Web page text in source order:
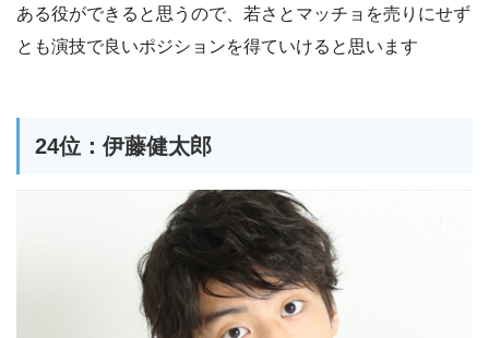
ある役ができると思うので、若さとマッチョを売りにせず
とも演技で良いポジションを得ていけると思います
24位：伊藤健太郎